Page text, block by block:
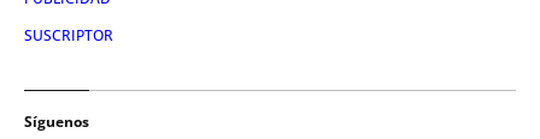
SUSCRIPTOR
Síguenos